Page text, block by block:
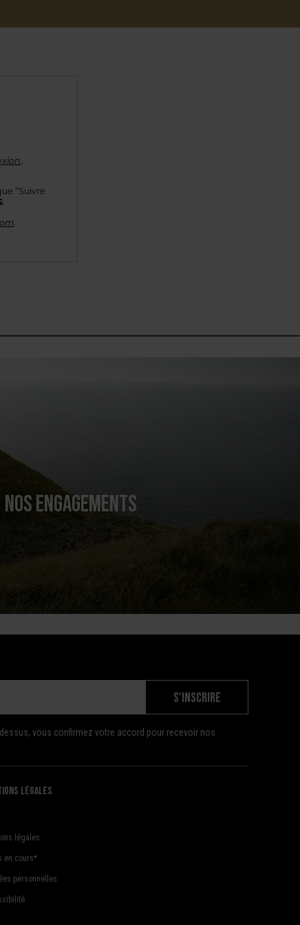
“Suivre
.
NOS ENGAGEMENTS
S'INSCRIRE
vous confirmez votre accord pour recevoir nos
légales
légales
en cours*
personnelles